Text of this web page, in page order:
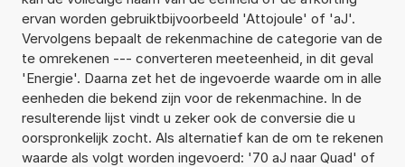
ervan worden gebruiktbijvoorbeeld 'Attojoule' of 'aJ'.
Vervolgens bepaalt de rekenmachine de categorie van de
te omrekenen --- converteren meeteenheid, in dit geval
'Energie'. Daarna zet het de ingevoerde waarde om in alle
eenheden die bekend zijn voor de rekenmachine. In de
resulterende lijst vindt u zeker ook de conversie die u
oorspronkelijk zocht. Als alternatief kan de om te rekenen
waarde als volgt worden ingevoerd: '70 aJ naar Quad' of